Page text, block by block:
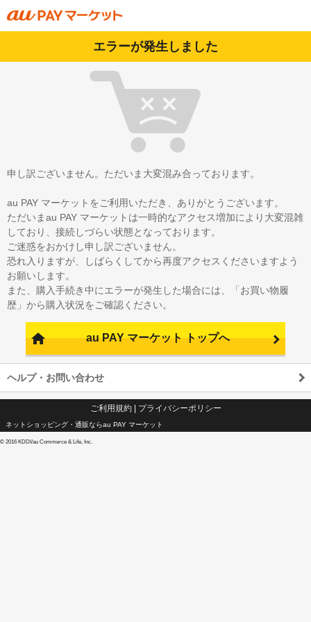
エラーが発生しました
申し訳ございません。ただいま大変混み合っております。
au PAY マーケットをご利用いただき、ありがとうございます。
ただいまau PAY マーケットは一時的なアクセス増加により大変混雑
しており、接続しづらい状態となっております。
ご迷惑をおかけし申し訳ございません。
恐れ入りますが、しばらくしてから再度アクセスくださいますよう
お願いします。
また、購入手続き中にエラーが発生した場合には、「お買い物履
歴」から購入状況をご確認ください。
au PAY マーケット トップへ
ヘルプ・お問い合わせ
ご利用規約| プライバシーポリシー
ネットショッピング・通販ならau PAY マーケット
© 2016 KDDI/au Commerce & Life, Inc.